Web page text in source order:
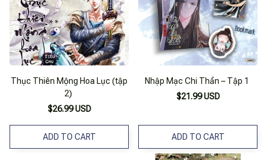
Thục Thiên Mộng Hoa Lục (tập
2)
$26.99 USD
ADD TO CART
Nhập Mạc Chi Thần – Tập 1
$21.99 USD
ADD TO CART